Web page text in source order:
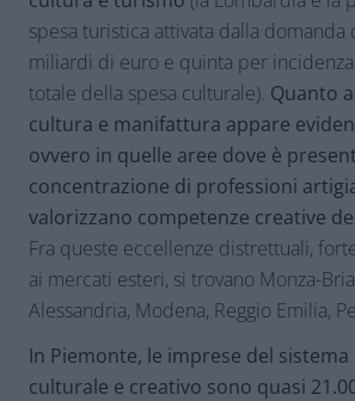
spesa turistica attivata dalla domanda
miliardi di euro e quinta per incidenza
totale della spesa culturale). Quanto
cultura e manifattura appare
ovvero in quelle aree dove è
concentrazione di professioni
valorizzano competenze creative
Fra queste eccellenze distrettuali,
ai mercati esteri, si trovano Monza-
Alessandria, Modena, Reggio Emilia,
In Piemonte, le imprese del
culturale e creativo sono quasi